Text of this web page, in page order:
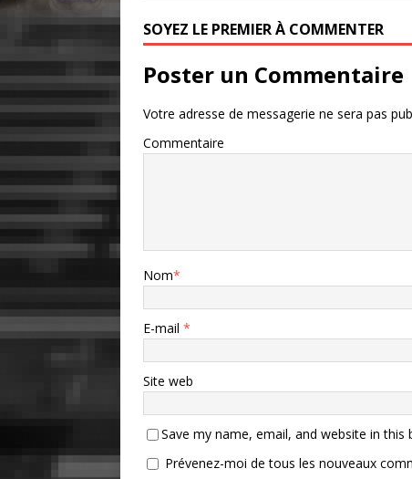
SOYEZ LE PREMIER À COMMENTER
Poster un Commentaire
Votre adresse de messagerie ne sera pas
Commentaire
Nom*
E-mail *
Site web
Save my name, email, and website in
Prévenez-moi de tous les nouveaux